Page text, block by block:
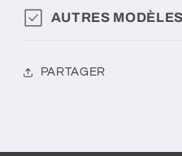
AUTRES
PARTAGER